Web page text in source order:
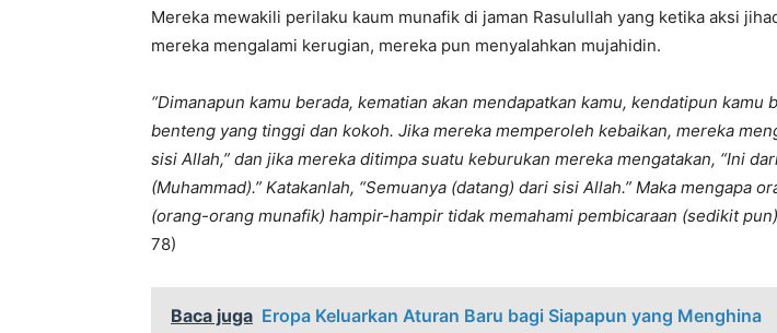
Mereka mewakili perilaku kaum munafik di jaman Rasulullah yang ketika aksi
mereka mengalami kerugian, mereka pun menyalahkan mujahidin.
“Dimanapun kamu berada, kematian akan mendapatkan kamu, kendatipun kamu
benteng yang tinggi dan kokoh. Jika mereka memperoleh kebaikan, mereka
sisi Allah,” dan jika mereka ditimpa suatu keburukan mereka mengatakan, “Ini
(Muhammad).” Katakanlah, “Semuanya (datang) dari sisi Allah.” Maka mengapa
(orang-orang munafik) hampir-hampir tidak memahami pembicaraan (sedikit
78)
Baca juga Eropa Keluarkan Aturan Baru bagi Siapapun yang Menghina